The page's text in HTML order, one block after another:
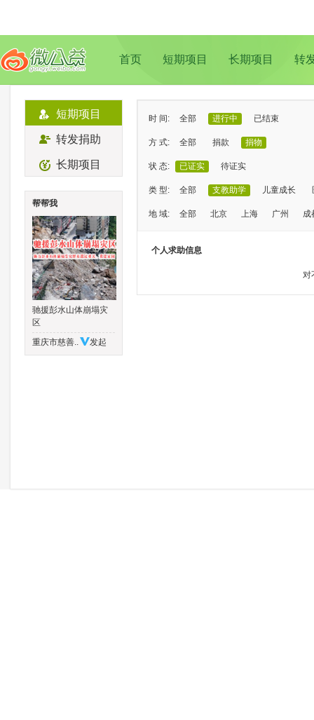
首页 短期项目 长期项目 转
短期项目
转发捐助
长期项目
帮帮我
驰援彭水山体崩塌灾
区
重庆市慈善..
发起
时 间: 全部 进行中 已结束
方 式: 全部 捐款 捐物
状 态: 已证实 待证实
类 型: 全部 支教助学 儿童成长
地 域: 全部 北京 上海 广州 成
个人求助信息
对